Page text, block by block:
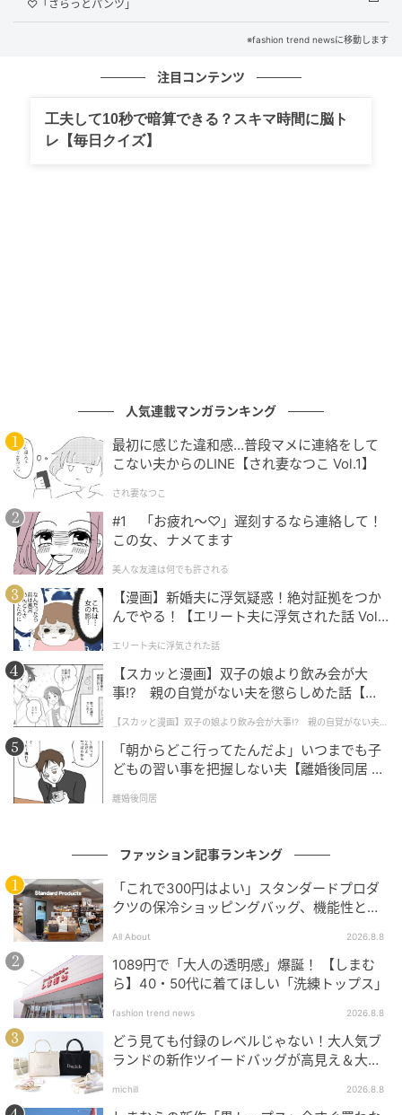
ー」¥15,990（税込）
存在感のあるアニマル柄が印象的なローファー。シン
プルな服装に合わせるだけで、即おしゃれな雰囲気を
演出する主役級の一足です。レザー素材なので、大人
のカジュアルコーデでも上質感を醸し出せそう。ヴィ
ンテージライクなスタイルに合わせて、柄の魅力を引
き立てながら楽しんでみて。
※すべての商品情報・画像はZARA出典です。
※記事内の情報は執筆時のものになります。価格変更
や、販売終了の可能性もございます。最新の商品情報
は各お店・ブランドなどにご確認くださいませ。
Writer：licca.M
元記事で読む
ン-イレブン】で買える！「コラボシール帳」
が超可愛い
♡「さらっとパンツ」
※fashion trend newsに移動します
注目コンテンツ
工夫して10秒で暗算できる？スキマ時間に脳ト
レ【毎日クイズ】
人気連載マンガランキング
最初に感じた違和感…普段マメに連絡をして
こない夫からのLINE【され妻なつこ Vol.1】
され妻なつこ
#1 「お疲れ〜♡」遅刻するなら連絡して！
この女、ナメてます
美人な友達は何でも許される
【漫画】新婚夫に浮気疑惑！絶対証拠をつか
んでやる！【エリート夫に浮気された話 Vol.
エリート夫に浮気された話
【スカッと漫画】双子の娘より飲み会が大
事!? 親の自覚がない夫を懲らしめた話【第1
【スカッと漫画】双子の娘より飲み会が大事!? 親の自覚がない夫を
懲らしめた話
「朝からどこ行ってたんだよ」いつまでも子
どもの習い事を把握しない夫【離婚後同居 Vo
離婚後同居
ファッション記事ランキング
「これで300円はよい」スタンダードプロダ
クツの保冷ショッピングバッグ、機能性とデ
All About 2026.8.8
1089円で「大人の透明感」爆誕！ 【しまむ
ら】40・50代に着てほしい「洗練トップス」
fashion trend news 2026.8.8
どう見ても付録のレベルじゃない！大人気ブ
ランドの新作ツイードバッグが高見え＆大容
michill 2026.8.8